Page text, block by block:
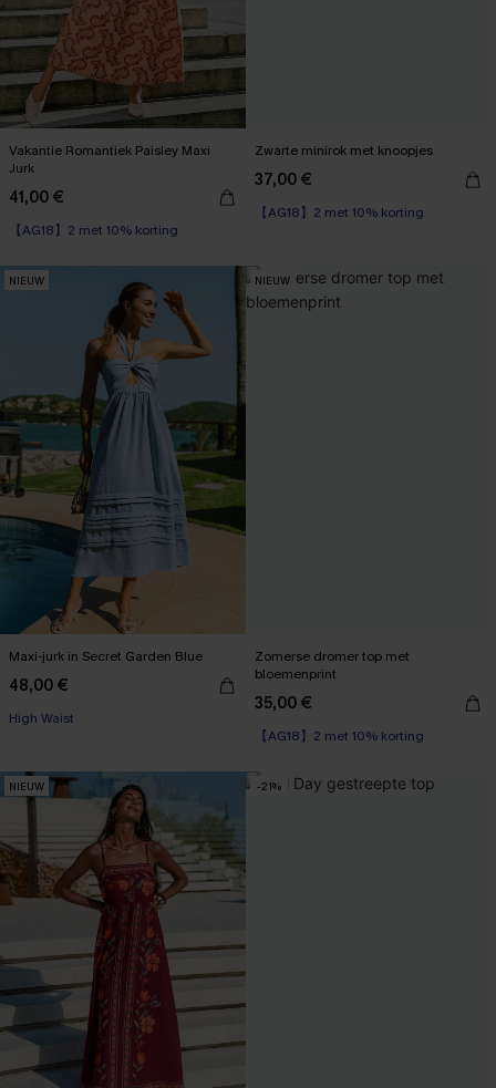
Vakantie Romantiek Paisley Maxi
Jurk
41,00 €
【AG18】2 met 10% korting
Wikkel
Zwarte minirok met knoopjes
37,00 €
【AG18】2 met 10% korting
NIEUW
Maxi-jurk in Secret Garden Blue
48,00 €
High Waist
NIEUW
Zomerse dromer top met
bloemenprint
35,00 €
【AG18】2 met 10% korting
NIEUW -21%